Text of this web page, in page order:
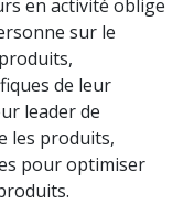
en activité oblige
sur le
de leur
leader de
les produits,
pour optimiser